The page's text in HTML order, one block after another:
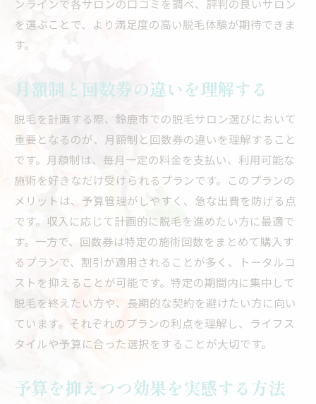
ンラインで各サロンの口コミを調べ、評判の良いサロン
を選ぶことで、より満足度の高い脱毛体験が期待できま
す。
月額制と回数券の違いを理解する
脱毛を計画する際、鈴鹿市での脱毛サロン選びにおいて
重要となるのが、月額制と回数券の違いを理解すること
です。月額制は、毎月一定の料金を支払い、利用可能な
施術を好きなだけ受けられるプランです。このプランの
メリットは、予算管理がしやすく、急な出費を防げる点
です。収入に応じて計画的に脱毛を進めたい方に最適で
す。一方で、回数券は特定の施術回数をまとめて購入す
るプランで、割引が適用されることが多く、トータルコ
ストを抑えることが可能です。特定の期間内に集中して
脱毛を終えたい方や、長期的な契約を避けたい方に向い
ています。それぞれのプランの利点を理解し、ライフス
タイルや予算に合った選択をすることが大切です。
予算を抑えつつ効果を実感する方法